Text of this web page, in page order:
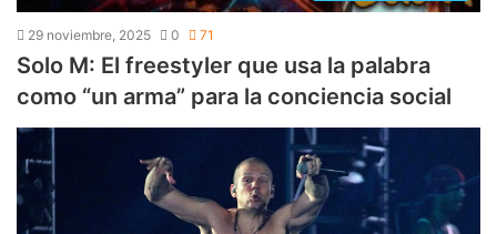
29 noviembre, 2025 0 71
Solo M: El freestyler que usa la palabra
como “un arma” para la conciencia social